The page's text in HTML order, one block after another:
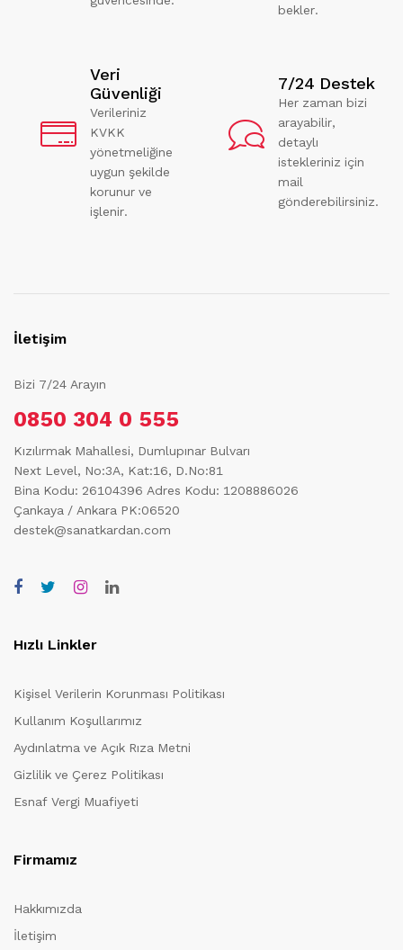
bekler.
Veri
Güvenliği
Verileriniz
KVKK
yönetmeliğine
uygun şekilde
korunur ve
işlenir.
7/24 Destek
Her zaman bizi
arayabilir,
detaylı
istekleriniz için
mail
gönderebilirsiniz.
İletişim
Bizi 7/24 Arayın
0850 304 0 555
Kızılırmak Mahallesi, Dumlupınar Bulvarı
Next Level, No:3A, Kat:16, D.No:81
Bina Kodu: 26104396 Adres Kodu: 1208886026
Çankaya / Ankara PK:06520
destek@sanatkardan.com
Hızlı Linkler
Kişisel Verilerin Korunması Politikası
Kullanım Koşullarımız
Aydınlatma ve Açık Rıza Metni
Gizlilik ve Çerez Politikası
Esnaf Vergi Muafiyeti
Firmamız
Hakkımızda
İletişim